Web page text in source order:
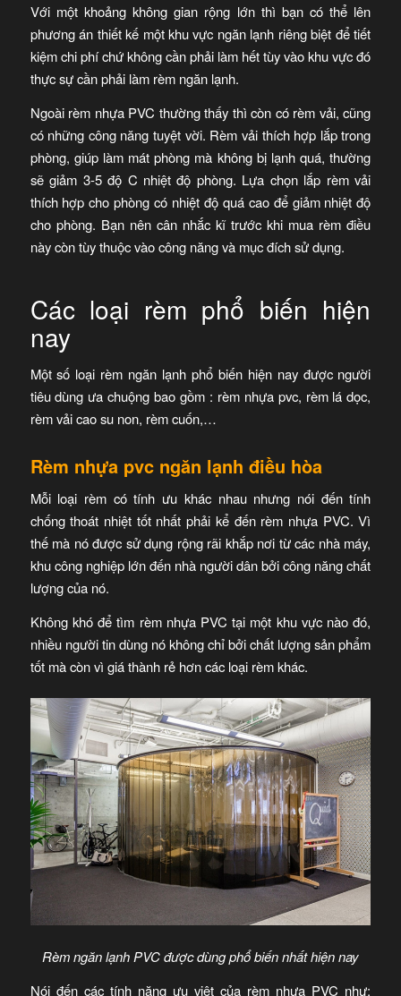
Với một khoảng không gian rộng lớn thì bạn có thể lên
phương án thiết kế một khu vực ngăn lạnh riêng biệt để tiết
kiệm chi phí chứ không cần phải làm hết tùy vào khu vực đó
thực sự cần phải làm rèm ngăn lạnh.
Ngoài rèm nhựa PVC thường thấy thì còn có rèm vải, cũng
có những công năng tuyệt vời. Rèm vải thích hợp lắp trong
phòng, giúp làm mát phòng mà không bị lạnh quá, thường
sẽ giảm 3-5 độ C nhiệt độ phòng. Lựa chọn lắp rèm vải
thích hợp cho phòng có nhiệt độ quá cao để giảm nhiệt độ
cho phòng. Bạn nên cân nhắc kĩ trước khi mua rèm điều
này còn tùy thuộc vào công năng và mục đích sử dụng.
Các loại rèm phổ biến hiện
nay
Một số loại rèm ngăn lạnh phổ biến hiện nay được người
tiêu dùng ưa chuộng bao gồm : rèm nhựa pvc, rèm lá dọc,
rèm vải cao su non, rèm cuốn,…
Rèm nhựa pvc ngăn lạnh điều hòa
Mỗi loại rèm có tính ưu khác nhau nhưng nói đến tính
chống thoát nhiệt tốt nhất phải kể đến rèm nhựa PVC. Vì
thế mà nó được sử dụng rộng rãi khắp nơi từ các nhà máy,
khu công nghiệp lớn đến nhà người dân bởi công năng chất
lượng của nó.
Không khó để tìm rèm nhựa PVC tại một khu vực nào đó,
nhiều người tin dùng nó không chỉ bởi chất lượng sản phẩm
tốt mà còn vì giá thành rẻ hơn các loại rèm khác.
Rèm ngăn lạnh PVC được dùng phổ biến nhất hiện nay
Nói đến các tính năng ưu việt của rèm nhựa PVC như: